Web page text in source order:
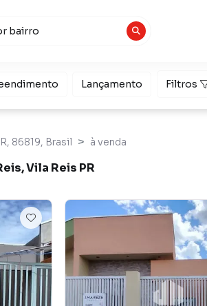
Lançamento Filtros
86819, Brasil à venda
Vila Reis PR